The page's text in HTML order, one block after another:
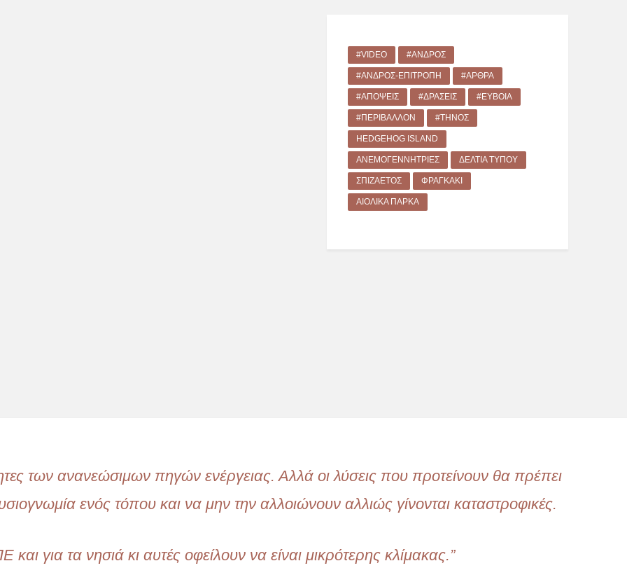
#VIDEO #ΆΝΔΡΟΣ
#ΆΝΔΡΟΣ-ΕΠΙΤΡΟΠΉ #ΆΡΘΡΑ
#ΑΠΌΨΕΙΣ #ΔΡΑΣΕΙΣ #ΕΎΒΟΙΑ
#ΠΕΡΙΒΆΛΛΟΝ #ΤΉΝΟΣ
HEDGEHOG ISLAND
ΑΝΕΜΟΓΕΝΝΉΤΡΙΕΣ ΔΕΛΤΊΑ ΤΎΠΟΥ
ΣΠΙΖΑΕΤΌΣ ΦΡΑΓΚΆΚΙ
ΑΙΟΛΙΚΆ ΠΆΡΚΑ
των ανανεώσιμων πηγών ενέργειας. Αλλά οι λύσεις που προτείνουν θα πρέπει
ενός τόπου και να μην την αλλοιώνουν αλλιώς γίνονται καταστροφικές.
για τα νησιά κι αυτές οφείλουν να είναι μικρότερης κλίμακας.”